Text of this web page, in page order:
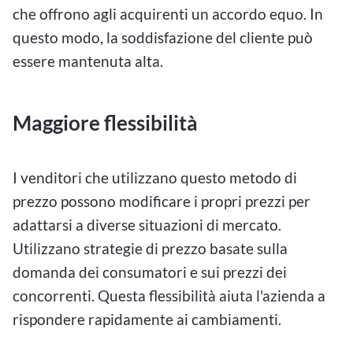
che offrono agli acquirenti un accordo equo. In
questo modo, la soddisfazione del cliente può
essere mantenuta alta.
Maggiore flessibilità
I venditori che utilizzano questo metodo di
prezzo possono modificare i propri prezzi per
adattarsi a diverse situazioni di mercato.
Utilizzano strategie di prezzo basate sulla
domanda dei consumatori e sui prezzi dei
concorrenti. Questa flessibilità aiuta l'azienda a
rispondere rapidamente ai cambiamenti.